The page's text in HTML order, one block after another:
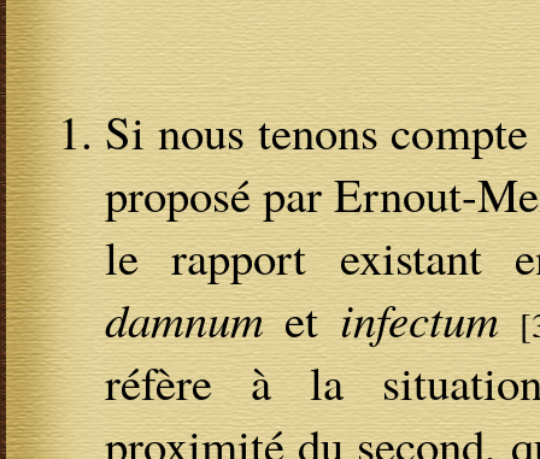
Si nous tenons
proposé par Ernout-
le rapport existant
damnumetinfectum
réfère à la
proximité du second,